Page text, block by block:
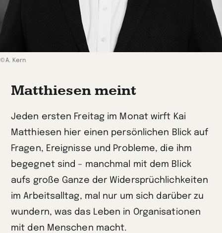
©A. Kern
Matthiesen meint
Jeden ersten Freitag im Monat wirft Kai
Matthiesen hier einen persönlichen Blick auf
Fragen, Ereignisse und Probleme, die ihm
begegnet sind – manchmal mit dem Blick
aufs große Ganze der Widersprüchlichkeiten
im Arbeitsalltag, mal nur um sich darüber zu
wundern, was das Leben in Organisationen
mit den Menschen macht.